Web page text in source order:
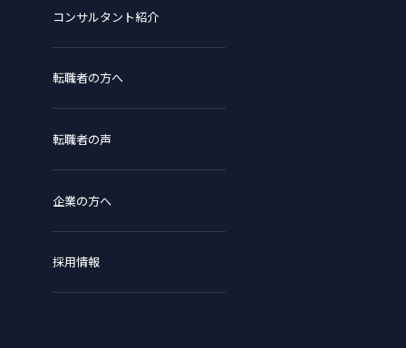
コンサルタント紹介
転職者の方へ
転職者の声
企業の方へ
採用情報